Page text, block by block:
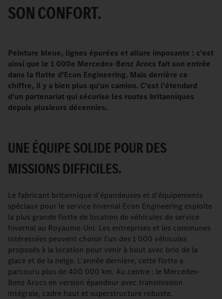
SON CONFORT.
Peinture bleue, lignes épurées et allure imposante : c'est
ainsi que le 1 000e Mercedes-Benz Arocs fait son entrée
dans la flotte d'Econ Engineering. Mais derrière ce
chiffre, il y a bien plus qu'un camion. C'est l'étendard
d'un partenariat qui sécurise les routes britanniques
depuis plusieurs décennies.
UNE ÉQUIPE SOLIDE POUR DES
MISSIONS DIFFICILES.
Le fabricant britannique d'épandeuses et d'équipements
spéciaux pour le service hivernal Econ Engineering exploite
la plus grande flotte de location de véhicules de service
hivernal au Royaume-Uni. Les entreprises et les communes
intéressées peuvent choisir l'un des 1 000 véhicules
proposés à la location pour venir à bout avec brio de la
glace et de la neige. L'année dernière, cette flotte a
parcouru plus de 400 000 km. Au centre : le Mercedes-
Benz Arocs en version épandeur avec transmission
intégrale, cadre haut et superstructure robuste.